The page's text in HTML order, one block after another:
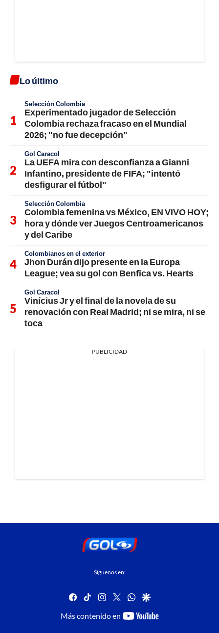
Lo último
Selección Colombia
Experimentado jugador de Selección
Colombia rechaza fracaso en el Mundial
2026; "no fue decepción"
Gol Caracol
La UEFA mira con desconfianza a Gianni
Infantino, presidente de FIFA; "intentó
desfigurar el fútbol"
Selección Colombia
Colombia femenina vs México, EN VIVO HOY;
hora y dónde ver Juegos Centroamericanos
y del Caribe
Colombianos en el exterior
Jhon Durán dijo presente en la Europa
League; vea su gol con Benfica vs. Hearts
Gol Caracol
Vinícius Jr y el final de la novela de su
renovación con Real Madrid; ni se mira, ni se
toca
PUBLICIDAD
Síguenos en:
facebook
tiktok instagram
twitterwhatsapp
google
Más contenido en
youtube-